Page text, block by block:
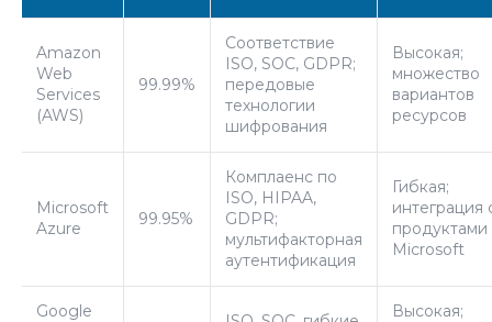
Amazon
Web
Services
(AWS)
99.99%
Соответствие
ISO, SOC, GDPR;
передовые
технологии
шифрования
Высокая;
множество
вариантов
ресурсов
Microsoft
Azure
99.95%
Комплаенс по
ISO, HIPAA,
GDPR;
мультифакторная
аутентификация
Гибкая;
интеграция
продуктами
Microsoft
Google
Высокая;